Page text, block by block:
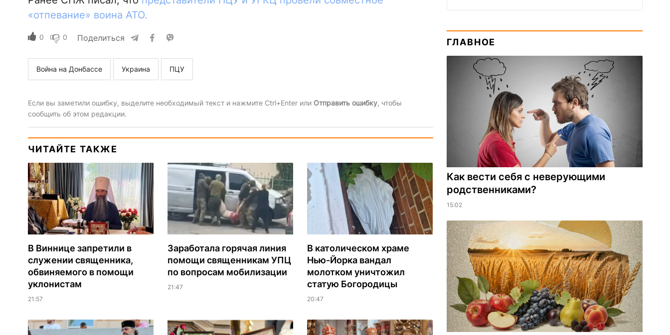
«отпевание» воина АТО.
0 0 Поделиться
Война на Донбассе Украина ПЦУ
Если вы заметили ошибку, выделите необходимый текст и нажмите Ctrl+Enter или Отправить ошибку, чтобы
сообщить об этом редакции.
ЧИТАЙТЕ ТАКЖЕ
В Виннице запретили в
служении священника,
обвиняемого в помощи
уклонистам
21:57
Заработала горячая линия
помощи священникам УПЦ
по вопросам мобилизации
21:47
В католическом храме
Нью-Йорка вандал
молотком уничтожил
статую Богородицы
20:47
ГЛАВНОЕ
Как вести себя с неверующими
родственниками?
15:02